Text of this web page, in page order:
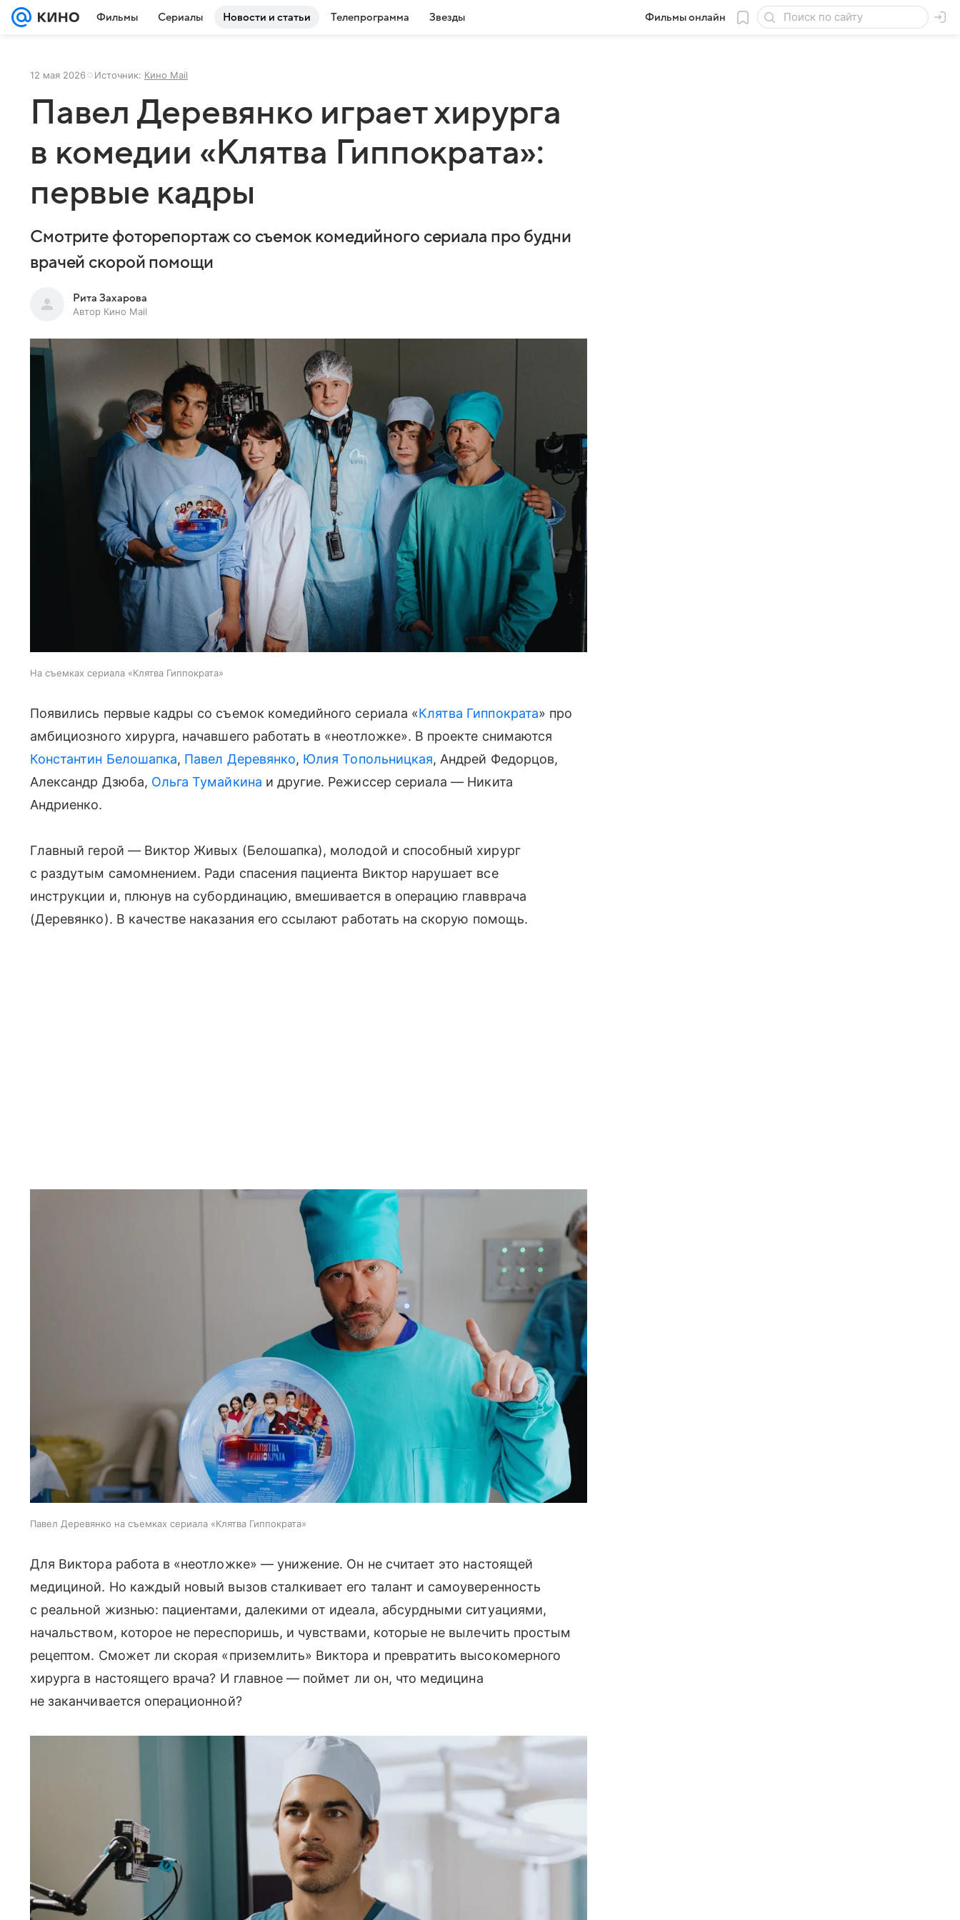
Фильмы Сериалы Новости и статьи Телепрограмма Звезды Фильмы онлайн
12 мая 2026 Источник: Кино Mail
Павел Деревянко играет хирурга
в комедии «Клятва Гиппократа»:
первые кадры
Смотрите фоторепортаж со съемок комедийного сериала про будни
врачей скорой помощи
Рита Захарова
Автор Кино Mail
На съемках сериала «Клятва Гиппократа»
Появились первые кадры со съемок комедийного сериала «Клятва Гиппократа» про
амбициозного хирурга, начавшего работать в «неотложке». В проекте снимаются
Константин Белошапка, Павел Деревянко, Юлия Топольницкая, Андрей Федорцов,
Александр Дзюба, Ольга Тумайкина и другие. Режиссер сериала — Никита
Андриенко.
Главный герой — Виктор Живых (Белошапка), молодой и способный хирург
с раздутым самомнением. Ради спасения пациента Виктор нарушает все
инструкции и, плюнув на субординацию, вмешивается в операцию главврача
(Деревянко). В качестве наказания его ссылают работать на скорую помощь.
Павел Деревянко на съемках сериала «Клятва Гиппократа»
Для Виктора работа в «неотложке» — унижение. Он не считает это настоящей
медициной. Но каждый новый вызов сталкивает его талант и самоуверенность
с реальной жизнью: пациентами, далекими от идеала, абсурдными ситуациями,
начальством, которое не переспоришь, и чувствами, которые не вылечить простым
рецептом. Сможет ли скорая «приземлить» Виктора и превратить высокомерного
хирурга в настоящего врача? И главное — поймет ли он, что медицина
не заканчивается операционной?